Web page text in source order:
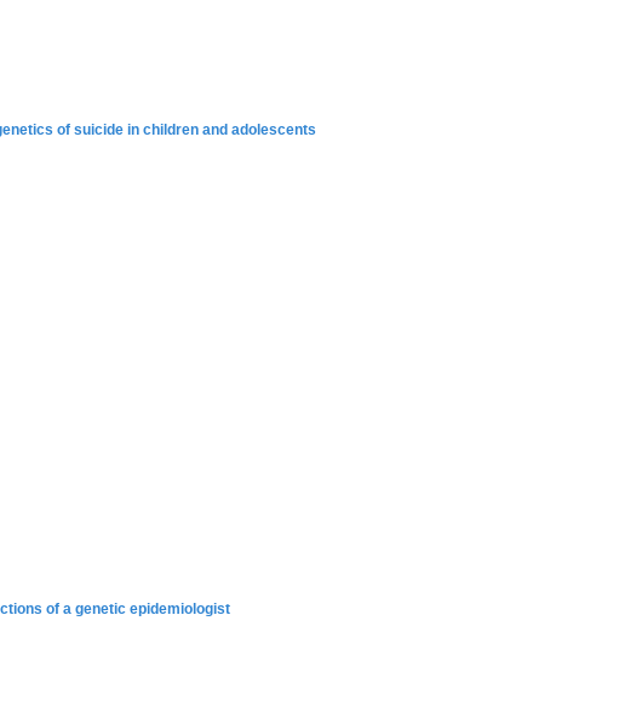
of suicide in children and adolescents
of a genetic epidemiologist